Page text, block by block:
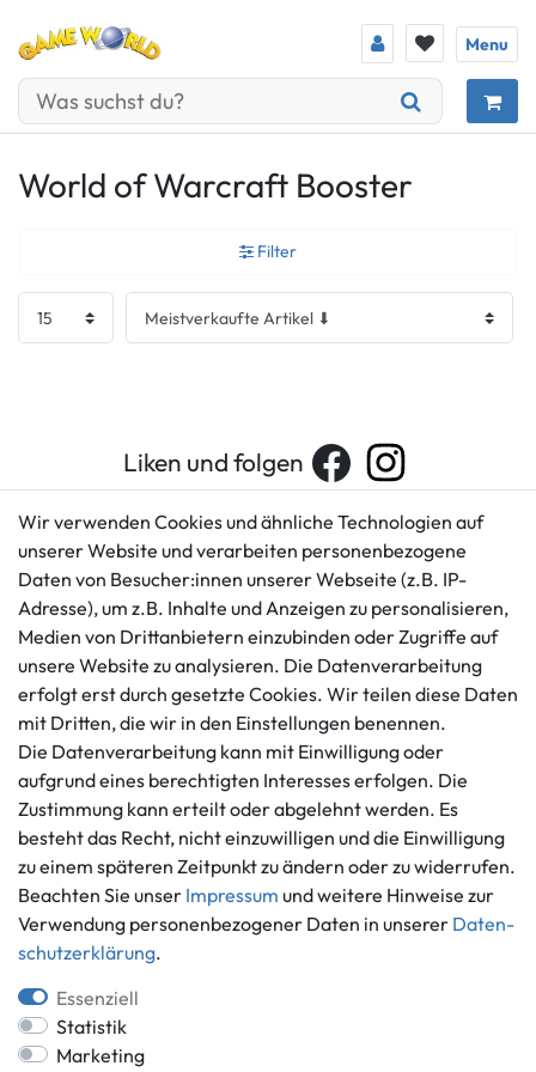
Menu
World of Warcraft Booster
Filter
Liken und folgen
Kundenservice
+49 421 596586
Mo. - Fr. 9 - 16 Uhr
info@gameworld.de
Kontaktformular
Rechtliches
AGB
Impressum
Datenschutzerklärung
Barrierefreiheitserklärung
Widerrufs­recht
Vertrag widerrufen
Informationen
Ankauf
Über uns
Häufig gestellte Fragen
Zahlung und Versand
Batterieentsorgung
Zahlungsmöglichkeiten
Wir verwenden Cookies und ähnliche Technologien auf
unserer Website und verarbeiten personenbezogene
Daten von Besucher:innen unserer Webseite (z.B. IP-
Adresse), um z.B. Inhalte und Anzeigen zu personalisieren,
Medien von Drittanbietern einzubinden oder Zugriffe auf
unsere Website zu analysieren. Die Datenverarbeitung
erfolgt erst durch gesetzte Cookies. Wir teilen diese Daten
mit Dritten, die wir in den Einstellungen benennen.
Die Datenverarbeitung kann mit Einwilligung oder
aufgrund eines berechtigten Interesses erfolgen. Die
Zustimmung kann erteilt oder abgelehnt werden. Es
besteht das Recht, nicht einzuwilligen und die Einwilligung
zu einem späteren Zeitpunkt zu ändern oder zu widerrufen.
Beachten Sie unser Impressum und weitere Hinweise zur
Verwendung personenbezogener Daten in unserer Daten­
schutz­erklärung.
Essenziell
Statistik
Marketing